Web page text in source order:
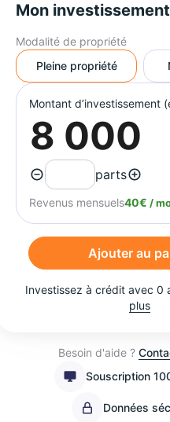
Mon investissement
Modalité de propriété
Pleine propriété
Montant d’investissement
parts
Revenus mensuels40€ /
Ajouter au
Investissez à crédit avec 0
plus
Besoin d'aide ?
Souscription
Données